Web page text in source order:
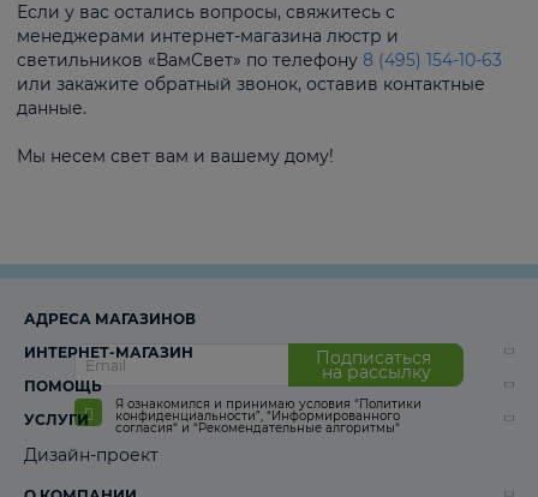
Если у вас остались вопросы, свяжитесь с
менеджерами интернет-магазина люстр и
светильников «ВамСвет» по телефону 8 (495) 154-10-63
или закажите обратный звонок, оставив контактные
данные.
Мы несем свет вам и вашему дому!
Подписаться
на рассылку
Я ознакомился и принимаю условия “Политики
конфиденциальности”, “Информированного
согласия“ и “Рекомендательные алгоритмы“
АДРЕСА МАГАЗИНОВ
ИНТЕРНЕТ-МАГАЗИН
ПОМОЩЬ
УСЛУГИ
Дизайн-проект